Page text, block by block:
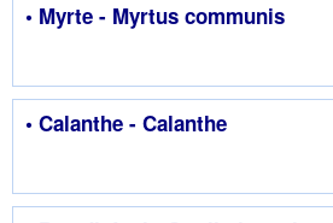
• Myrte - Myrtus communis
• Calanthe - Calanthe